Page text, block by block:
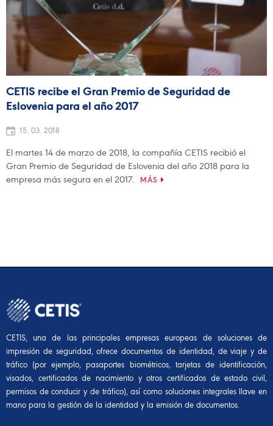
CETIS recibe el Gran Premio de Seguridad de
Eslovenia para el año 2017
15. 03. 2018
El martes 14 de marzo de 2018, la compañía CETIS recibió el
Gran Premio de Seguridad de Eslovenia del año 2018 para la
empresa más segura en el 2017.
MÁS
CETIS, una de las principales empresas europeas de soluciones de
impresión de seguridad, ofrece documentos de identidad, de viaje y de
tráfico (por ejemplo, pasaportes biométricos, tarjetas de identificación,
visados, certificados de nacimiento y otros certificados de estado civil,
permisos de conducir y de tráfico), así como soluciones integrales llave en
mano para la gestión de la identidad y la emisión de documentos.